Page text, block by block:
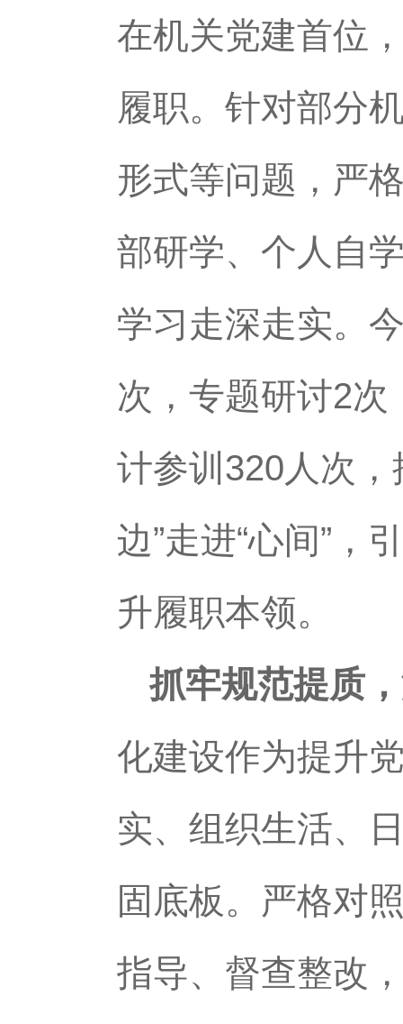
在机关党建首位
履职。针对部分
形式等问题，严
部研学、个人自
学习走深走实。
次，专题研讨2
计参训320人次，
边”走进“心间”，
升履职本领。
抓牢规范提质
化建设作为提升
实、组织生活、
固底板。严格对
指导、督查整改